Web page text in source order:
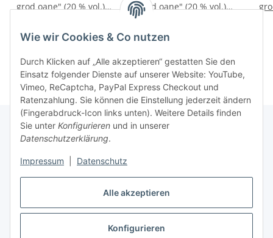
Alle akzeptieren
Konfigurieren
Wie wir Cookies & Co nutzen
Durch Klicken auf „Alle akzeptieren“ gestatten Sie den
Einsatz folgender Dienste auf unserer Website: YouTube,
Vimeo, ReCaptcha, PayPal Express Checkout und
Ratenzahlung. Sie können die Einstellung jederzeit ändern
(Fingerabdruck-Icon links unten). Weitere Details finden
Sie unter Konfigurieren und in unserer
Datenschutzerklärung.
Impressum Datenschutz
grod oane" (20 % vol.)
22,90 € pro 1 l
grod oane" (20 % vol.)
20,98 € pro 1 l
Vertrag widerrufen